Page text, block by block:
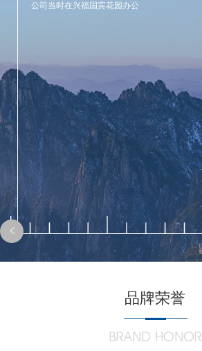
公司当时在兴福国宾花园办公
品牌荣誉
BRAND HONOR